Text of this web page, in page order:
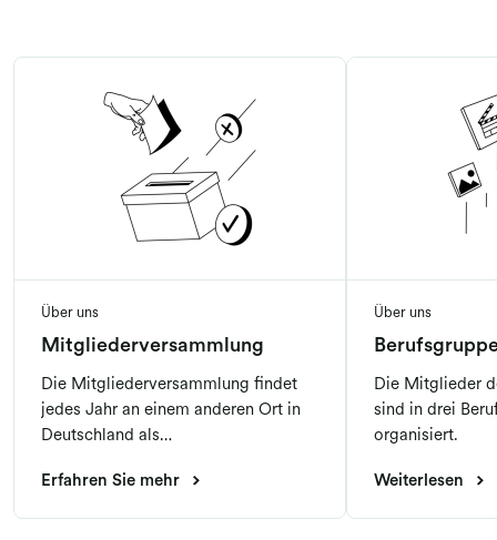
Über uns
Mitgliederversammlung
Die Mitgliederversammlung findet
jedes Jahr an einem anderen Ort in
Deutschland als
Erfahren Sie mehr
Über uns
Die Mitglieder
sind in drei
organisiert.
Weiterlesen